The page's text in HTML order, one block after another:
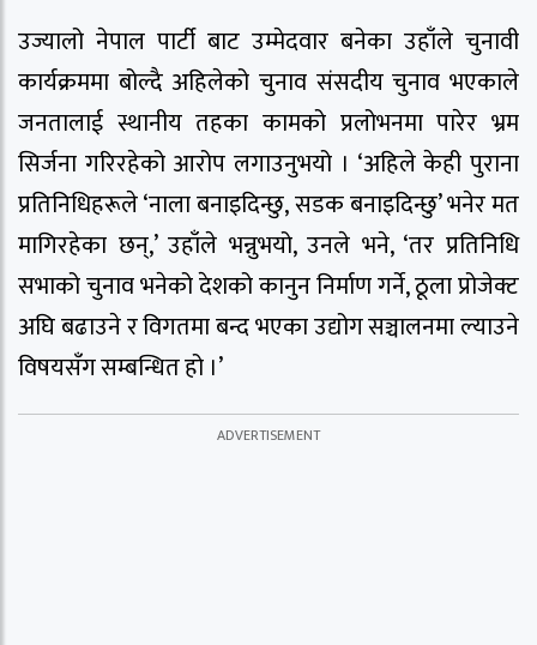
उज्यालो नेपाल पार्टी बाट उम्मेदवार बनेका उहाँले चुनावी
कार्यक्रममा बोल्दै अहिलेको चुनाव संसदीय चुनाव भएकाले
जनतालाई स्थानीय तहका कामको प्रलोभनमा पारेर भ्रम
सिर्जना गरिरहेको आरोप लगाउनुभयो । ‘अहिले केही पुराना
प्रतिनिधिहरूले ‘नाला बनाइदिन्छु, सडक बनाइदिन्छु’ भनेर मत
मागिरहेका छन्,’ उहाँले भन्नुभयो, उनले भने, ‘तर प्रतिनिधि
सभाको चुनाव भनेको देशको कानुन निर्माण गर्ने, ठूला प्रोजेक्ट
अघि बढाउने र विगतमा बन्द भएका उद्योग सञ्चालनमा ल्याउने
विषयसँग सम्बन्धित हो ।’